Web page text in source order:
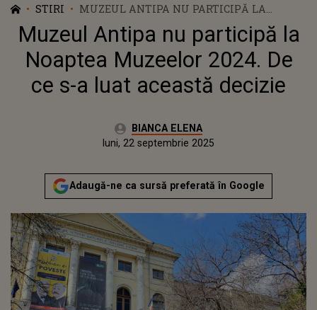
STIRI
MUZEUL ANTIPA NU PARTICIPĂ LA
NOAPTEA MUZEELOR 2024. DE CE S-A LUAT
ACEASTĂ DECIZIE
Muzeul Antipa nu participă la
Noaptea Muzeelor 2024. De
ce s-a luat această decizie
Autor:BIANCA ELENA
miercuri, 15 mai 2024Actualizat:
luni, 22 septembrie 2025
Adaugă-ne ca sursă preferată în Google